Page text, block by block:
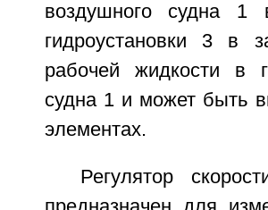
воздушного судна 1
гидроустановки 3 в
рабочей жидкости в
судна 1 и может быть
элементах.
Регулятор